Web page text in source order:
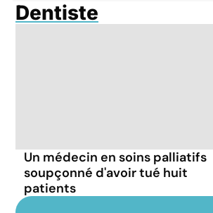
Dentiste
Un médecin en soins palliatifs
soupçonné d'avoir tué huit
patients